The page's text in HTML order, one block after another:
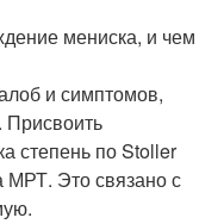
мениска, и чем
и симптомов,
Присвоить
степень по Stoller
Это связано с